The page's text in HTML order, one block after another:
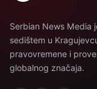
Serbian News Media
sedištem u
pravovremene i
globalnog značaja.